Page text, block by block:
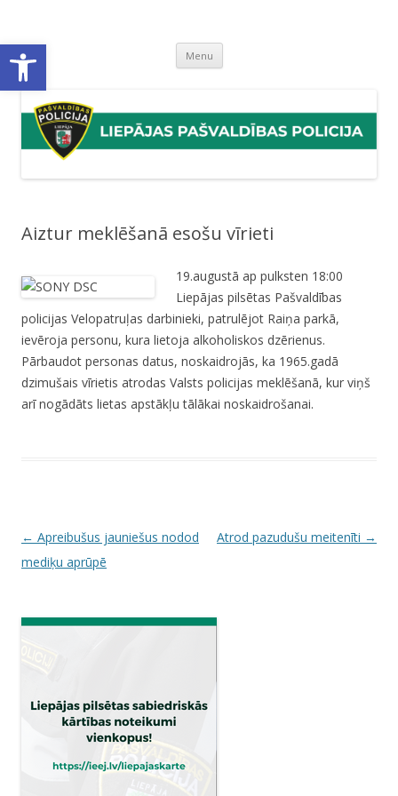
Open toolbar Menu Skip
content
Aiztur meklēšanā esošu vīrieti
19.augustā ap pulksten 18:00
Liepājas pilsētas Pašvaldības
policijas Velopatruļas darbinieki, patrulējot Raiņa parkā,
ievēroja personu, kura lietoja alkoholiskos dzērienus.
Pārbaudot personas datus, noskaidrojās, ka 1965.gadā
dzimušais vīrietis atrodas Valsts policijas meklēšanā, kur viņš
arī nogādāts lietas apstākļu tālākai noskaidrošanai.
P
o
← Apreibušus jauniešus nodod
mediķu aprūpē
Atrod pazudušu meitenīti →